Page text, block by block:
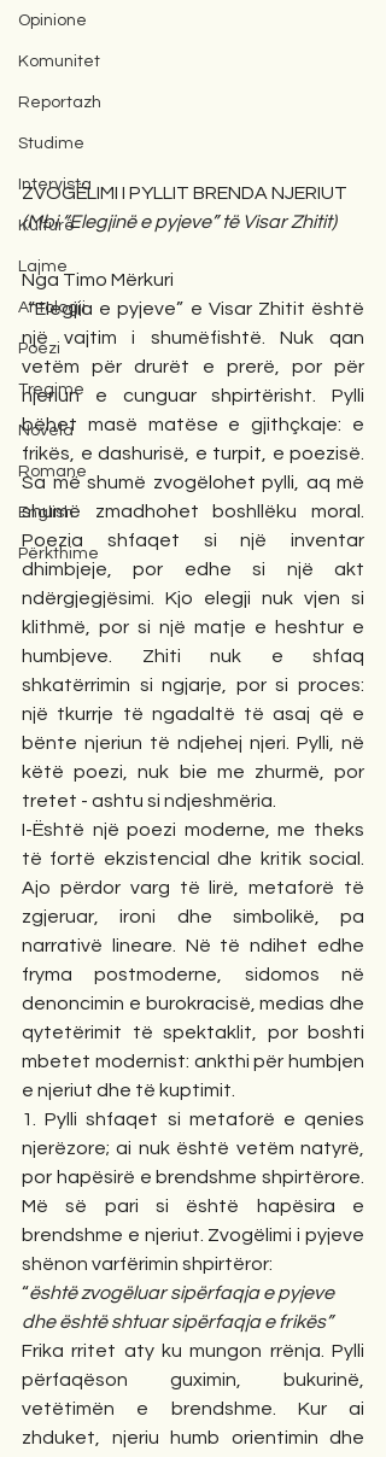
Opinione
Komunitet
Reportazh
Studime
Intervista
Kulturë
Lajme
Antologji
Poezi
Tregime
Novela
Romane
English
Përkthime
ZVOGËLIMI I PYLLIT BRENDA NJERIUT
(Mbi “Elegjinë e pyjeve” të Visar Zhitit)
Nga Timo Mërkuri
“Elegjia e pyjeve” e Visar Zhitit është
një vajtim i shumëfishtë. Nuk qan
vetëm për drurët e prerë, por për
njeriun e cunguar shpirtërisht. Pylli
bëhet masë matëse e gjithçkaje: e
frikës, e dashurisë, e turpit, e poezisë.
Sa më shumë zvogëlohet pylli, aq më
shumë zmadhohet boshllëku moral.
Poezia shfaqet si një inventar
dhimbjeje, por edhe si një akt
ndërgjegjësimi. Kjo elegji nuk vjen si
klithmë, por si një matje e heshtur e
humbjeve. Zhiti nuk e shfaq
shkatërrimin si ngjarje, por si proces:
një tkurrje të ngadaltë të asaj që e
bënte njeriun të ndjehej njeri. Pylli, në
këtë poezi, nuk bie me zhurmë, por
tretet - ashtu si ndjeshmëria.
I-Është një poezi moderne, me theks
të fortë ekzistencial dhe kritik social.
Ajo përdor varg të lirë, metaforë të
zgjeruar, ironi dhe simbolikë, pa
narrativë lineare. Në të ndihet edhe
fryma postmoderne, sidomos në
denoncimin e burokracisë, medias dhe
qytetërimit të spektaklit, por boshti
mbetet modernist: ankthi për humbjen
e njeriut dhe të kuptimit.
1. Pylli shfaqet si metaforë e qenies
njerëzore; ai nuk është vetëm natyrë,
por hapësirë e brendshme shpirtërore.
Më së pari si është hapësira e
brendshme e njeriut. Zvogëlimi i pyjeve
shënon varfërimin shpirtëror:
“është zvogëluar sipërfaqja e pyjeve
dhe është shtuar sipërfaqja e frikës”
Frika rritet aty ku mungon rrënja. Pylli
përfaqëson guximin, bukurinë,
vetëtimën e brendshme. Kur ai
zhduket, njeriu humb orientimin dhe